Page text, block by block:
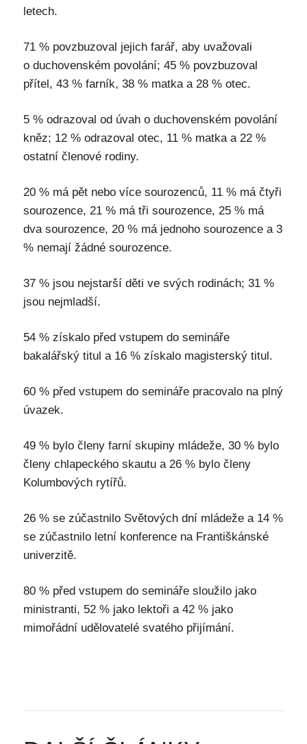
letech.
71 % povzbuzoval jejich farář, aby uvažovali
o duchovenském povolání; 45 % povzbuzoval
přítel, 43 % farník, 38 % matka a 28 % otec.
5 % odrazoval od úvah o duchovenském povolání
kněz; 12 % odrazoval otec, 11 % matka a 22 %
ostatní členové rodiny.
20 % má pět nebo více sourozenců, 11 % má čtyři
sourozence, 21 % má tři sourozence, 25 % má
dva sourozence, 20 % má jednoho sourozence a 3
% nemají žádné sourozence.
37 % jsou nejstarší děti ve svých rodinách; 31 %
jsou nejmladší.
54 % získalo před vstupem do semináře
bakalářský titul a 16 % získalo magisterský titul.
60 % před vstupem do semináře pracovalo na plný
úvazek.
49 % bylo členy farní skupiny mládeže, 30 % bylo
členy chlapeckého skautu a 26 % bylo členy
Kolumbových rytířů.
26 % se zúčastnilo Světových dní mládeže a 14 %
se zúčastnilo letní konference na Františkánské
univerzitě.
80 % před vstupem do semináře sloužilo jako
ministranti, 52 % jako lektoři a 42 % jako
mimořádní udělovatelé svatého přijímání.